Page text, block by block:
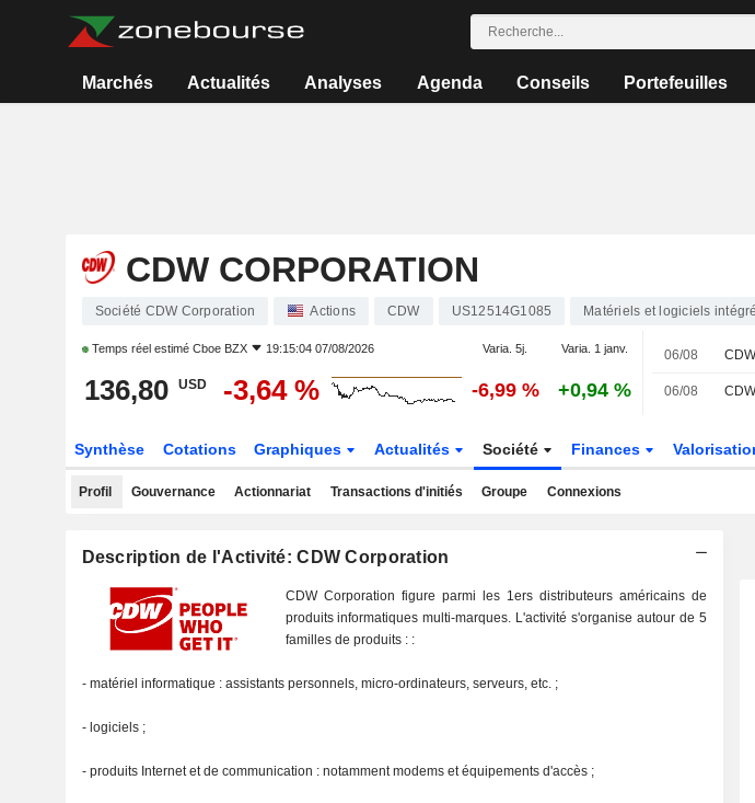
Marchés Actualités Analyses Agenda Conseils Portefeuilles
CDW CORPORATION
Société CDW Corporation Actions CDW US12514G1085 Matériels et logiciels
Temps réel estimé Cboe BZX 19:15:04 07/08/2026 Varia. 5j. Varia. 1 janv.
136,80 USD -3,64 % -6,99 % +0,94 %
06/08
06/08
Synthèse Cotations Graphiques Actualités Société Finances
Profil Gouvernance Actionnariat Transactions d'initiés Groupe Connexions
Description de l'Activité: CDW Corporation
CDW Corporation figure parmi les 1ers distributeurs américains de
produits informatiques multi-marques. L'activité s'organise autour de 5
familles de produits : :
- matériel informatique : assistants personnels, micro-ordinateurs, serveurs, etc. ;
- logiciels ;
- produits Internet et de communication : notamment modems et équipements d'accès ;